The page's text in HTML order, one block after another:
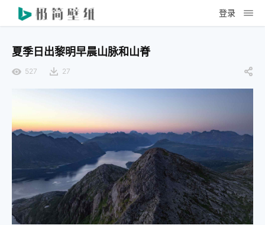
登录
夏季日出黎明早晨山脉和山脊
527 27